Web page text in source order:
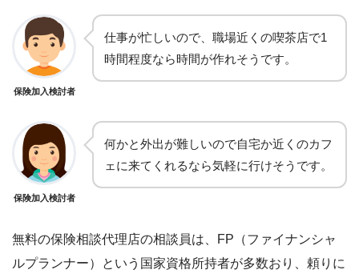
保険加入検討者
仕事が忙しいので、職場近くの喫茶店で1
時間程度なら時間が作れそうです。
保険加入検討者
何かと外出が難しいので自宅か近くのカフ
ェに来てくれるなら気軽に行けそうです。
無料の保険相談代理店の相談員は、FP（ファイナンシャ
ルプランナー）という国家資格所持者が多数おり、頼りに